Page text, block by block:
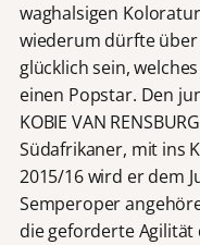
waghalsigen
wiederum dürfte
glücklich sein,
einen Popstar. Den
KOBIE VAN
Südafrikaner, mit ins
2015/16 wird er dem
Semperoper
die geforderte